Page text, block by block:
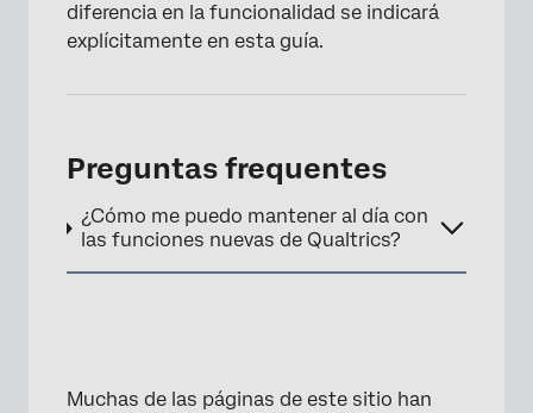
diferencia en la funcionalidad se indicará
explícitamente en esta guía.
Preguntas frequentes
¿Cómo me puedo mantener al día con
las funciones nuevas de Qualtrics?
Muchas de las páginas de este sitio han